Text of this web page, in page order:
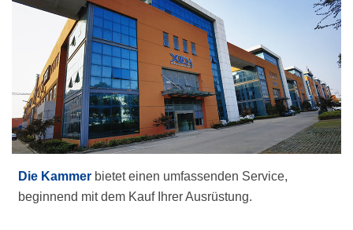
Die Kammer bietet einen umfassenden Service,
beginnend mit dem Kauf Ihrer Ausrüstung.